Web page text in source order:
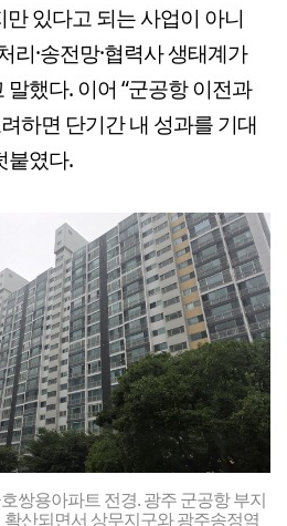
있다고 되는 사업이 아니
리·송전망·협력사 생태계가
했다. 이어 “군공항 이전과
하면 단기간 내 성과를 기대
붙였다.
쌍용아파트 전경. 광주 군공항 부지
산되면서 상무지구와 광주송정역